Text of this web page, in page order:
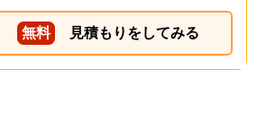
無料 見積もりをしてみる